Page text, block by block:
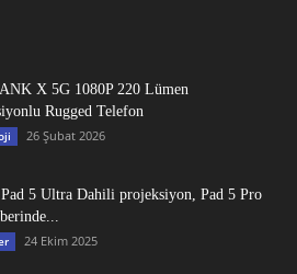
X 5G 1080P 220 Lümen
Rugged Telefon
26 Şubat 2026
5 Ultra Dahili projeksiyon, Pad 5 Pro
24 Ekim 2025